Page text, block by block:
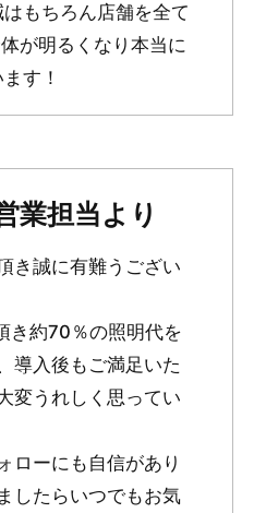
もちろん店舗を全て
が明るくなり本当に
す！
業担当より
き誠に有難うござい
き約70％の照明代を
導入後もご満足いた
変うれしく思ってい
ローにも自信があり
したらいつでもお気